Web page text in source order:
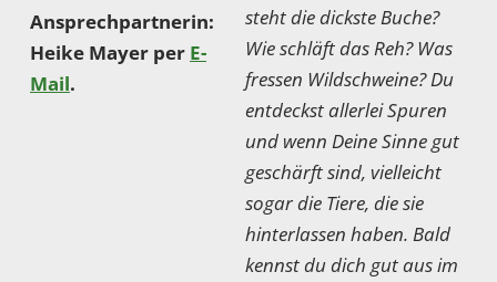
Ansprechpartnerin:
Heike Mayer per E-
Mail.
steht die dickste Buche?
Wie schläft das Reh? Was
fressen Wildschweine? Du
entdeckst allerlei Spuren
und wenn Deine Sinne gut
geschärft sind, vielleicht
sogar die Tiere, die sie
hinterlassen haben. Bald
kennst du dich gut aus im